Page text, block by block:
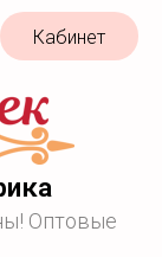
Кабинет
Оптовые